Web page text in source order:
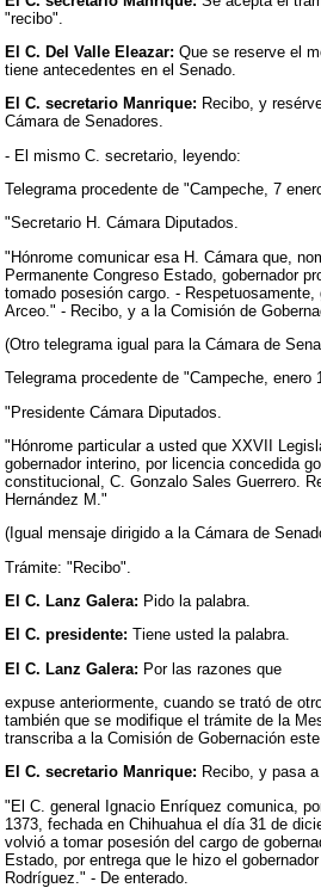
"recibo".
El C. Del Valle Eleazar: Que se reserve el
tiene antecedentes en el Senado.
El C. secretario Manrique: Recibo, y
Cámara de Senadores.
- El mismo C. secretario, leyendo:
Telegrama procedente de "Campeche, 7
"Secretario H. Cámara Diputados.
"Hónrome comunicar esa H. Cámara que,
Permanente Congreso Estado, gobernador
tomado posesión cargo. - Respetuosamente,
Arceo." - Recibo, y a la Comisión de
(Otro telegrama igual para la Cámara de
Telegrama procedente de "Campeche, enero
"Presidente Cámara Diputados.
"Hónrome particular a usted que XXVII
gobernador interino, por licencia concedida
constitucional, C. Gonzalo Sales Guerrero.
Hernández M."
(Igual mensaje dirigido a la Cámara de
Trámite: "Recibo".
El C. Lanz Galera: Pido la palabra.
El C. presidente: Tiene usted la palabra.
El C. Lanz Galera: Por las razones que
expuse anteriormente, cuando se trató de
también que se modifique el trámite de la
transcriba a la Comisión de Gobernación
El C. secretario Manrique: Recibo, y pasa
"El C. general Ignacio Enríquez comunica,
1373, fechada en Chihuahua el día 31 de
volvió a tomar posesión del cargo de
Estado, por entrega que le hizo el
Rodríguez." - De enterado.